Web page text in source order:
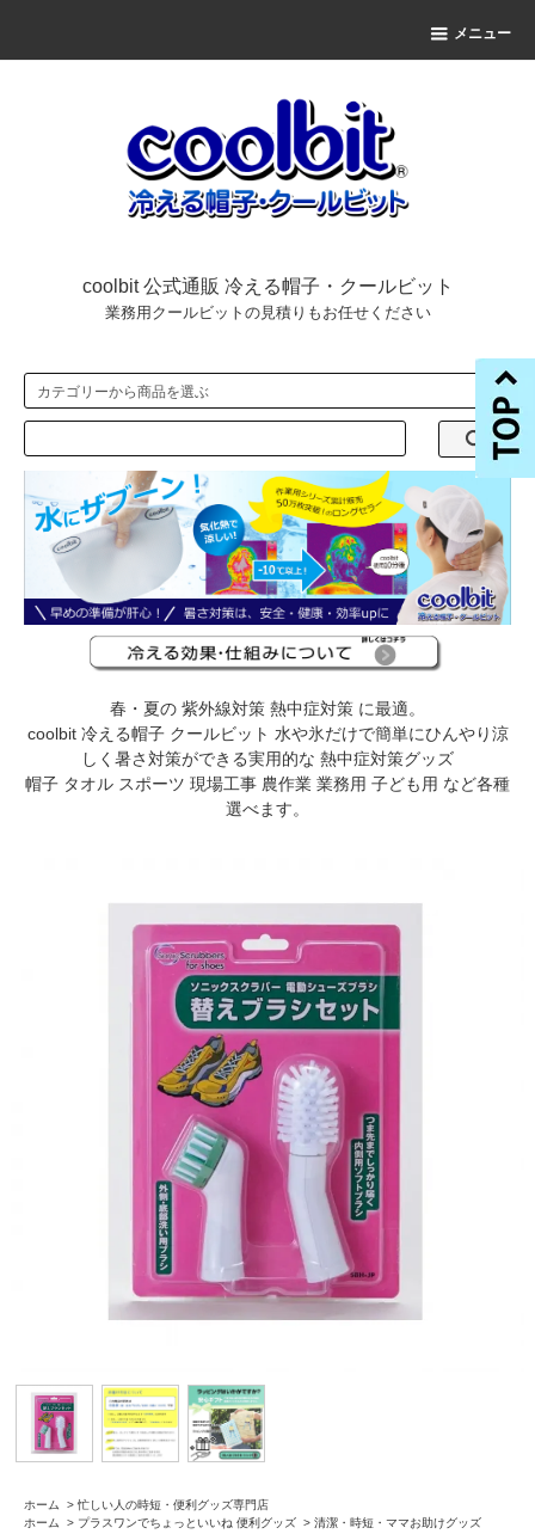
メニュー
coolbit 公式通販 冷える帽子・クールビット
業務用クールビットの見積りもお任せください
春・夏の 紫外線対策 熱中症対策 に最適。
coolbit 冷える帽子 クールビット 水や氷だけで簡単にひんやり涼
しく暑さ対策ができる実用的な 熱中症対策グッズ
帽子 タオル スポーツ 現場工事 農作業 業務用 子ども用 など各種
選べます。
ホーム > 忙しい人の時短・便利グッズ専門店
ホーム
> プラスワンでちょっといいね 便利グッズ > 清潔・時短・ママお助けグッズ